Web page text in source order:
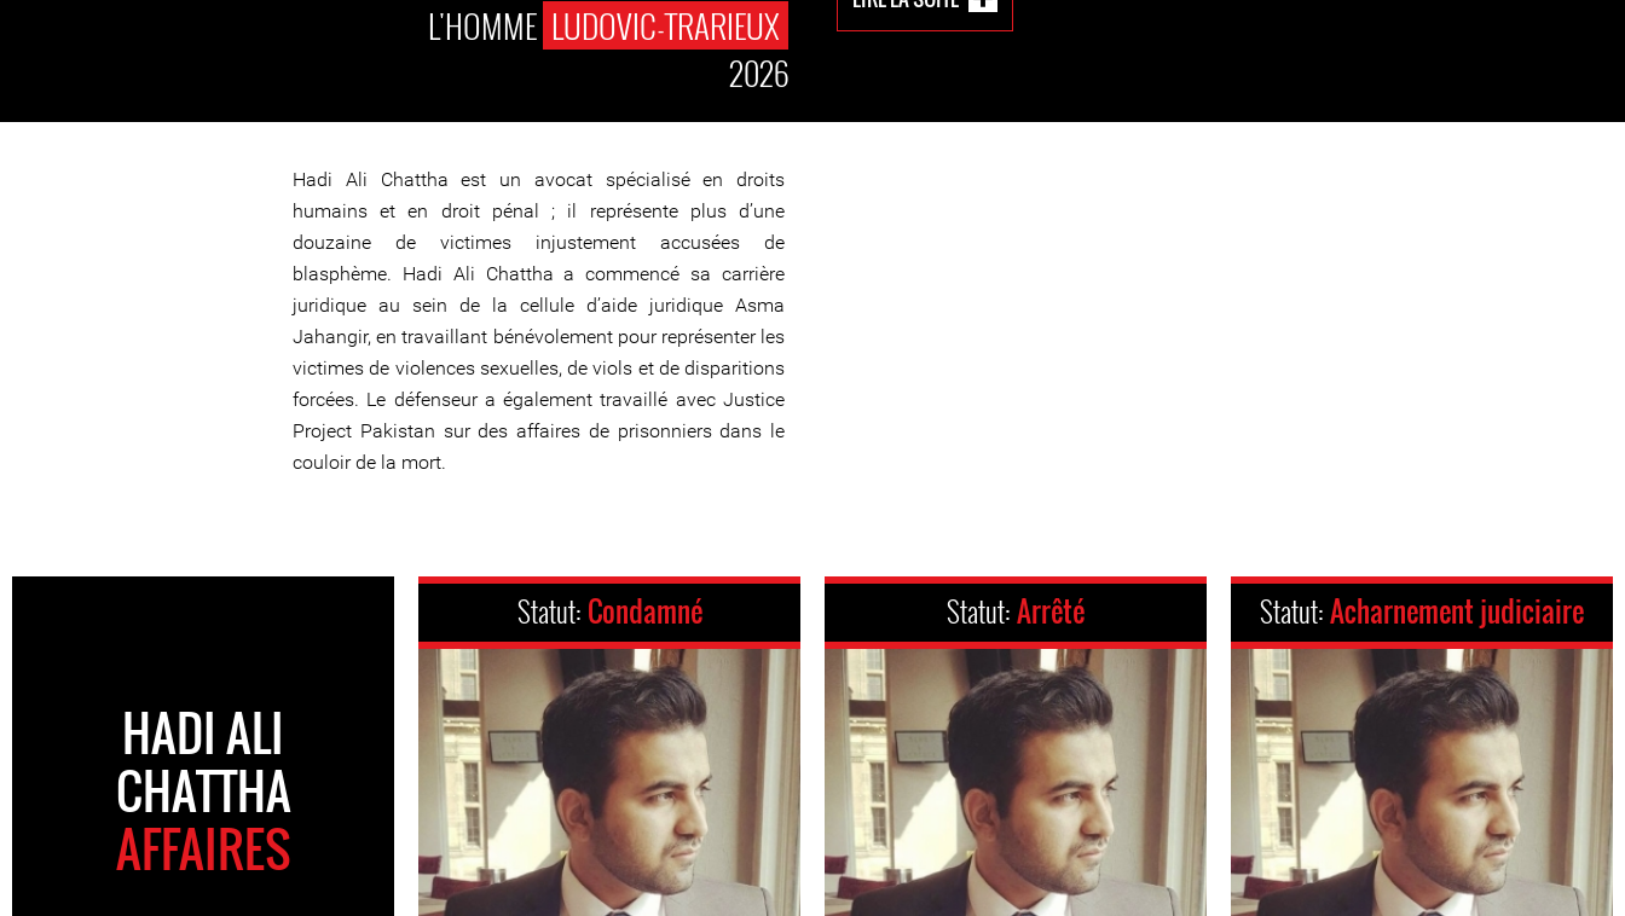
L'HOMME LUDOVIC-TRARIEUX
2026
Hadi Ali Chattha est un avocat spécialisé en droits
humains et en droit pénal ; il représente plus d’une
douzaine de victimes injustement accusées de
blasphème. Hadi Ali Chattha a commencé sa carrière
juridique au sein de la cellule d’aide juridique Asma
Jahangir, en travaillant bénévolement pour représenter les
victimes de violences sexuelles, de viols et de disparitions
forcées. Le défenseur a également travaillé avec Justice
Project Pakistan sur des affaires de prisonniers dans le
couloir de la mort.
HADI ALI
CHATTHA
AFFAIRES
Statut: Condamné Statut:Arrêté Statut:Acharnement judiciaire